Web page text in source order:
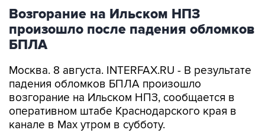
Возгорание на Ильском НПЗ
произошло после падения обломков
БПЛА
Москва. 8 августа. INTERFAX.RU - В результате
падения обломков БПЛА произошло
возгорание на Ильском НПЗ, сообщается в
оперативном штабе Краснодарского края в
канале в Max утром в субботу.